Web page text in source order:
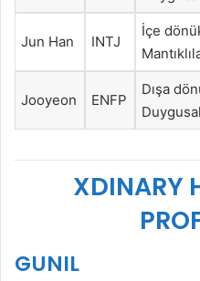
Jun Han INTJ
İçe
Jooyeon ENFP
Dışa
XDINARY
GUNIL